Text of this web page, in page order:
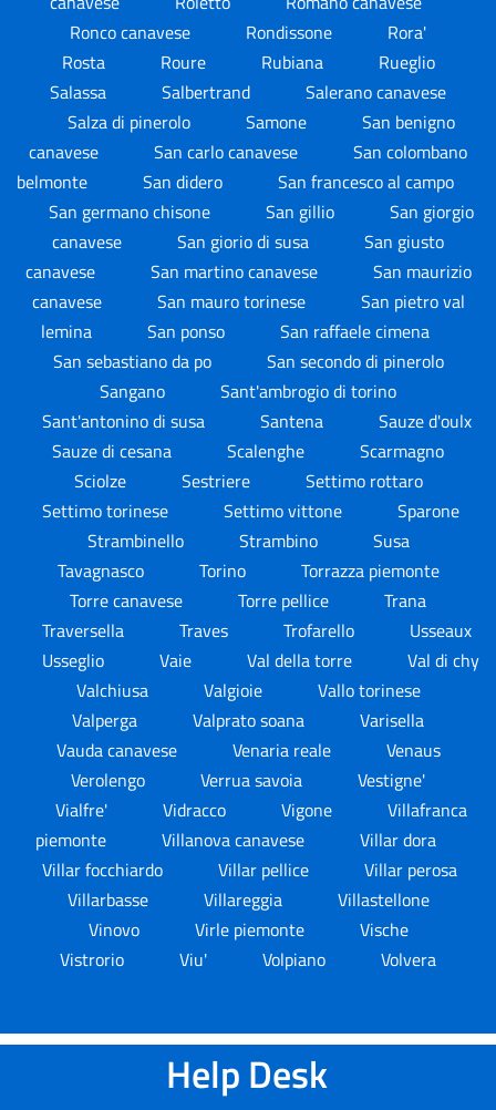
Ronco canavese
Rondissone
Rora'
Rosta
Roure Rubiana
Rueglio
Salassa
Salbertrand
Salerano canavese
Salza di pinerolo
Samone
San benigno
canavese
San carlo canavese
San colombano
belmonte
San didero
San francesco al campo
San germano chisone
San gillio
San giorgio
canavese
San giorio di susa
San giusto
canavese
San martino canavese
San maurizio
canavese
San mauro torinese
San pietro val
lemina
San ponso
San raffaele cimena
San sebastiano da po
San secondo di pinerolo
Sangano
Sant'ambrogio di torino
Sant'antonino di susa
Santena
Sauze d'oulx
Sauze di cesana
Scalenghe
Scarmagno
Sciolze
Sestriere
Settimo rottaro
Settimo torinese
Settimo vittone
Sparone
Strambinello
Strambino
Susa
Tavagnasco
Torino
Torrazza piemonte
Torre canavese
Torre pellice
Trana
Traversella
Traves Trofarello
Usseaux
Usseglio
Vaie Val della torre
Val di chy
Valchiusa
Valgioie
Vallo torinese
Valperga
Valprato soana
Varisella
Vauda canavese
Venaria reale
Venaus
Verolengo
Verrua savoia
Vestigne'
Vialfre'
Vidracco Vigone
Villafranca
piemonte
Villanova canavese
Villar dora
Villar focchiardo
Villar pellice
Villar perosa
Villarbasse
Villareggia
Villastellone
Vinovo
Virle piemonte
Vische
Vistrorio
Viu' Volpiano Volvera
Help Desk